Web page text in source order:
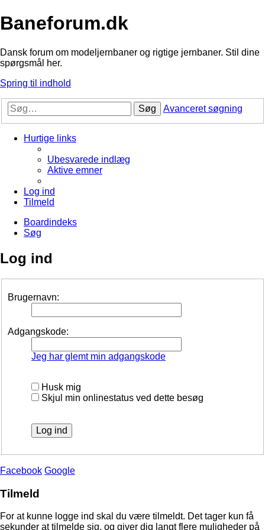
Baneforum.dk
Dansk forum om modeljernbaner og rigtige jernbaner. Stil dine
spørgsmål her.
Spring til indhold
Søg Avanceret søgning
Hurtige links
Ubesvarede indlæg
Aktive emner
Log ind
Tilmeld
Boardindeks
Søg
Log ind
Brugernavn:
Adgangskode:
Jeg har glemt min adgangskode
Husk mig
Skjul min onlinestatus ved dette besøg
Facebook Google
Tilmeld
For at kunne logge ind skal du være tilmeldt. Det tager kun få
sekunder at tilmelde sig, og giver dig langt flere muligheder på